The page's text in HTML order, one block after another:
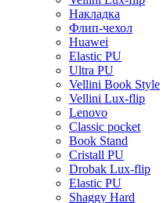
Накладка
Флип-чехол
Huawei
Elastic PU
Ultra PU
Vellini Book Style
Vellini Lux-flip
Lenovo
Classic pocket
Book Stand
Cristall PU
Drobak Lux-flip
Elastic PU
Shaggy Hard